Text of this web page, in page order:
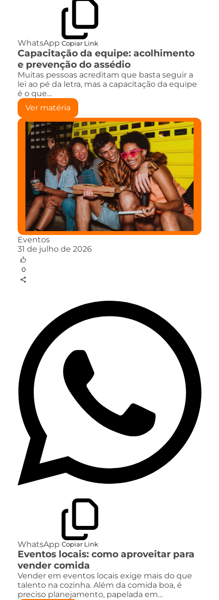
WhatsApp Copiar Link
Capacitação da equipe: acolhimento
e prevenção do assédio
Muitas pessoas acreditam que basta seguir a
lei ao pé da letra, mas a capacitação da equipe
é o que…
Ver matéria
Eventos
31 de julho de 2026
0
WhatsApp Copiar Link
Eventos locais: como aproveitar para
vender comida
Vender em eventos locais exige mais do que
talento na cozinha. Além da comida boa, é
preciso planejamento, papelada em…